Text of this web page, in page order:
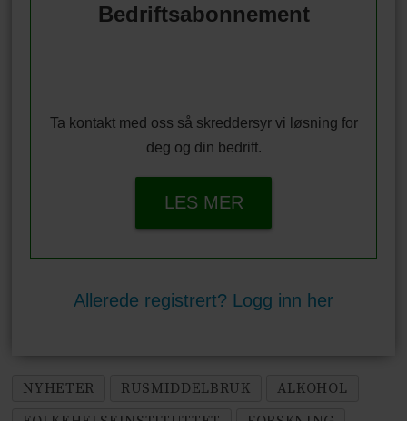
Bedriftsabonnement
Ta kontakt med oss så skreddersyr vi løsning for
deg og din bedrift.
LES MER
Allerede registrert? Logg inn her
NYHETER RUSMIDDELBRUK
ALKOHOL